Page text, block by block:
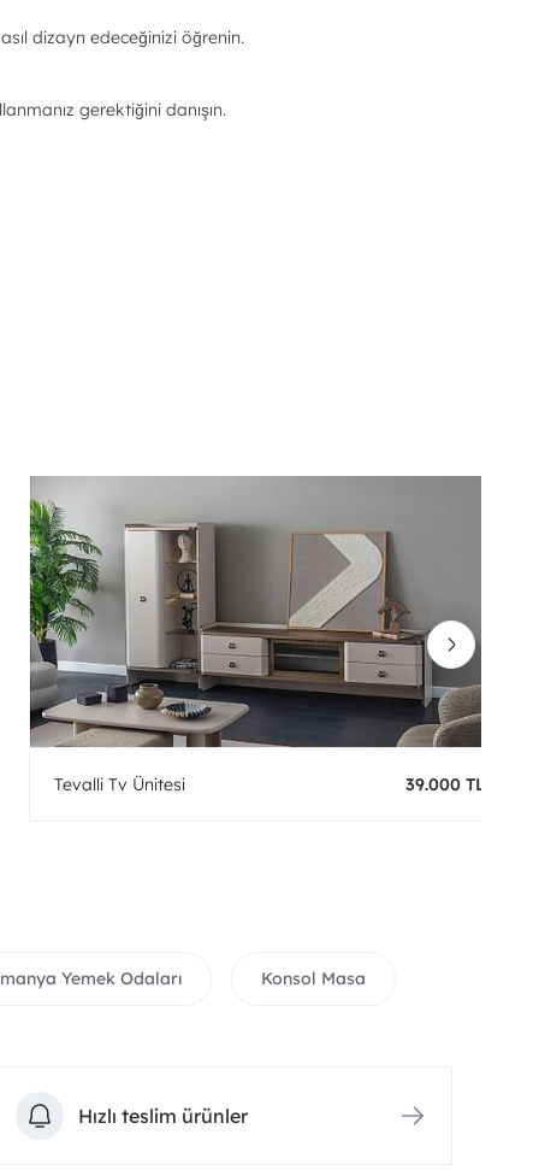
dizayn edeceğinizi öğrenin.
gerektiğini danışın.
Tevalli Tv Ünitesi 39.000 TL
Yemek Odaları Konsol Masa
Hızlı teslim ürünler